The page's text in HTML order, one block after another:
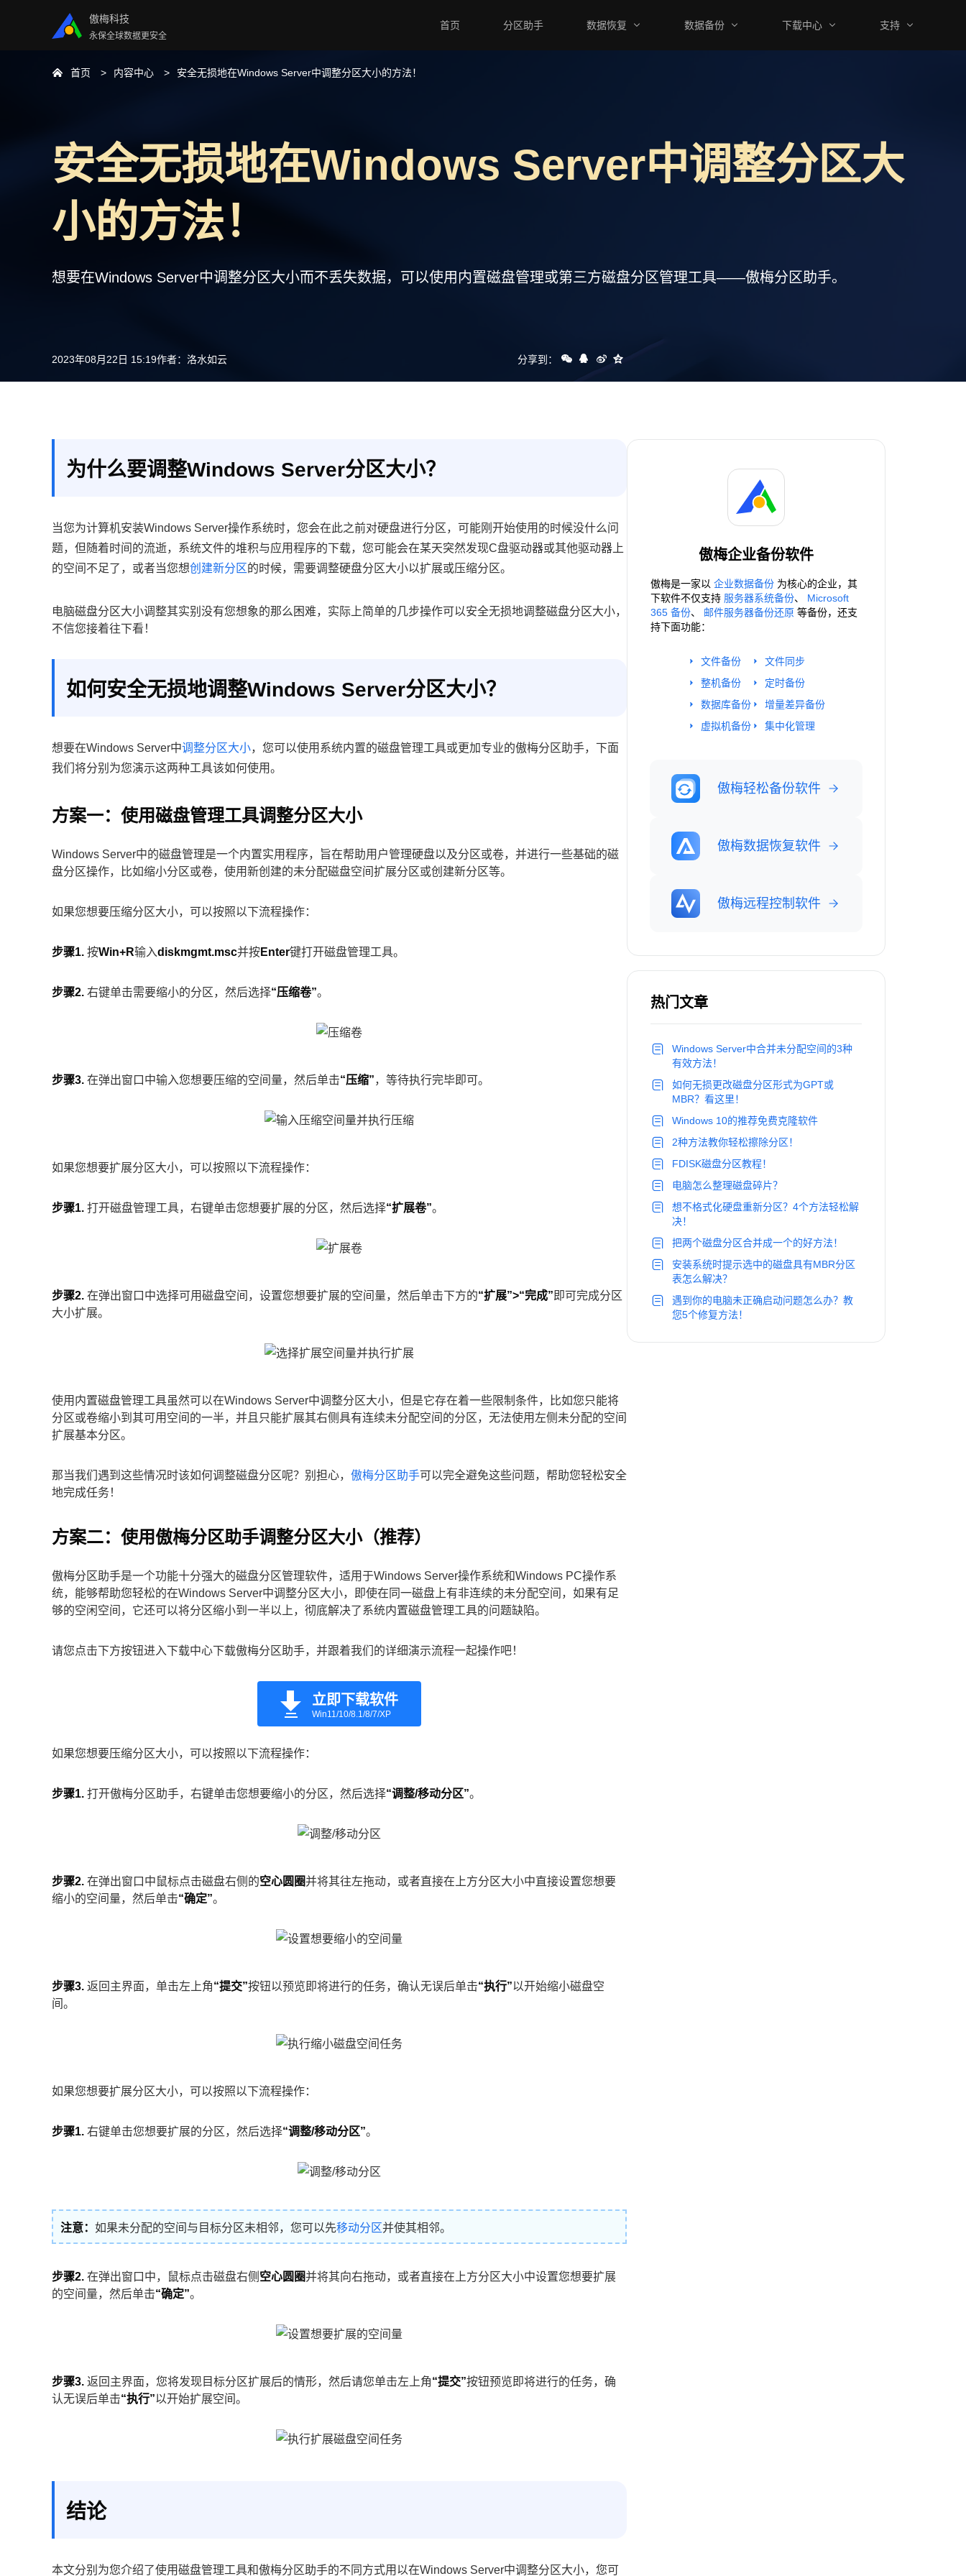
傲梅科技
永保全球数据更安全
首页 分区助手 数据恢复 数据备份 下载中心 支持
首页 内容中心 安全无损地在Windows Server中调整分区大小的方法！
安全无损地在Windows Server中调整分区大
小的方法！
想要在Windows Server中调整分区大小而不丢失数据，可以使用内置磁盘管理或第三方磁盘分区管理工具——傲梅分区助手。
2023年08月22日 15:19作者： 洛水如云 分享到：
为什么要调整Windows Server分区大小？
当您为计算机安装Windows Server操作系统时，您会在此之前对硬盘进行分区，可能刚开始使用的时候没什么问
题，但随着时间的流逝，系统文件的堆积与应用程序的下载，您可能会在某天突然发现C盘驱动器或其他驱动器上
的空间不足了，或者当您想创建新分区的时候，需要调整硬盘分区大小以扩展或压缩分区。
电脑磁盘分区大小调整其实别没有您想象的那么困难，实际上简单的几步操作可以安全无损地调整磁盘分区大小，
不信您接着往下看！
如何安全无损地调整Windows Server分区大小？
想要在Windows Server中调整分区大小，您可以使用系统内置的磁盘管理工具或更加专业的傲梅分区助手，下面
我们将分别为您演示这两种工具该如何使用。
方案一：使用磁盘管理工具调整分区大小
Windows Server中的磁盘管理是一个内置实用程序，旨在帮助用户管理硬盘以及分区或卷，并进行一些基础的磁
盘分区操作，比如缩小分区或卷，使用新创建的未分配磁盘空间扩展分区或创建新分区等。
如果您想要压缩分区大小，可以按照以下流程操作：
步骤1. 按Win+R输入diskmgmt.msc并按Enter键打开磁盘管理工具。
步骤2. 右键单击需要缩小的分区，然后选择“压缩卷”。
步骤3. 在弹出窗口中输入您想要压缩的空间量，然后单击“压缩”，等待执行完毕即可。
如果您想要扩展分区大小，可以按照以下流程操作：
步骤1. 打开磁盘管理工具，右键单击您想要扩展的分区，然后选择“扩展卷”。
步骤2. 在弹出窗口中选择可用磁盘空间，设置您想要扩展的空间量，然后单击下方的“扩展”>“完成” 即可完成分区
大小扩展。
使用内置磁盘管理工具虽然可以在Windows Server中调整分区大小，但是它存在着一些限制条件，比如您只能将
分区或卷缩小到其可用空间的一半，并且只能扩展其右侧具有连续未分配空间的分区，无法使用左侧未分配的空间
扩展基本分区。
那当我们遇到这些情况时该如何调整磁盘分区呢？别担心， 傲梅分区助手可以完全避免这些问题，帮助您轻松安全
地完成任务！
方案二：使用傲梅分区助手调整分区大小（推荐）
傲梅分区助手是一个功能十分强大的磁盘分区管理软件，适用于Windows Server操作系统和Windows PC操作系
统，能够帮助您轻松的在Windows Server中调整分区大小，即使在同一磁盘上有非连续的未分配空间，如果有足
够的空闲空间，它还可以将分区缩小到一半以上，彻底解决了系统内置磁盘管理工具的问题缺陷。
请您点击下方按钮进入下载中心下载傲梅分区助手，并跟着我们的详细演示流程一起操作吧！
立即下载软件
Win11/10/8.1/8/7/XP
如果您想要压缩分区大小，可以按照以下流程操作：
步骤1. 打开傲梅分区助手，右键单击您想要缩小的分区，然后选择“调整/移动分区”。
步骤2. 在弹出窗口中鼠标点击磁盘右侧的空心圆圈并将其往左拖动，或者直接在上方分区大小中直接设置您想要
缩小的空间量，然后单击“确定”。
步骤3. 返回主界面，单击左上角“提交”按钮以预览即将进行的任务，确认无误后单击“执行”以开始缩小磁盘空
间。
如果您想要扩展分区大小，可以按照以下流程操作：
步骤1. 右键单击您想要扩展的分区，然后选择“调整/移动分区”。
注意： 如果未分配的空间与目标分区未相邻，您可以先移动分区并使其相邻。
步骤2. 在弹出窗口中，鼠标点击磁盘右侧 空心圆圈并将其向右拖动，或者直接在上方分区大小中设置您想要扩展
的空间量，然后单击“确定”。
步骤3. 返回主界面，您将发现目标分区扩展后的情形，然后请您单击左上角“提交”按钮预览即将进行的任务，确
认无误后单击“执行”以开始扩展空间。
结论
本文分别为您介绍了使用磁盘管理工具和傲梅分区助手的不同方式用以在Windows Server中调整分区大小，您可
傲梅企业备份软件
傲梅是一家以 企业数据备份 为核心的企业，其
下软件不仅支持 服务器系统备份、 Microsoft
365 备份、 邮件服务器备份还原 等备份，还支
持下面功能：
文件备份
整机备份
数据库备份
虚拟机备份
文件同步
定时备份
增量差异备份
集中化管理
傲梅轻松备份软件
傲梅数据恢复软件
傲梅远程控制软件
热门文章
Windows Server中合并未分配空间的3种
有效方法！
如何无损更改磁盘分区形式为GPT或
MBR？看这里！
Windows 10的推荐免费克隆软件
2种方法教你轻松擦除分区！
FDISK磁盘分区教程！
电脑怎么整理磁盘碎片？
想不格式化硬盘重新分区？4个方法轻松解
决！
把两个磁盘分区合并成一个的好方法！
安装系统时提示选中的磁盘具有MBR分区
表怎么解决？
遇到你的电脑未正确启动问题怎么办？教
您5个修复方法！